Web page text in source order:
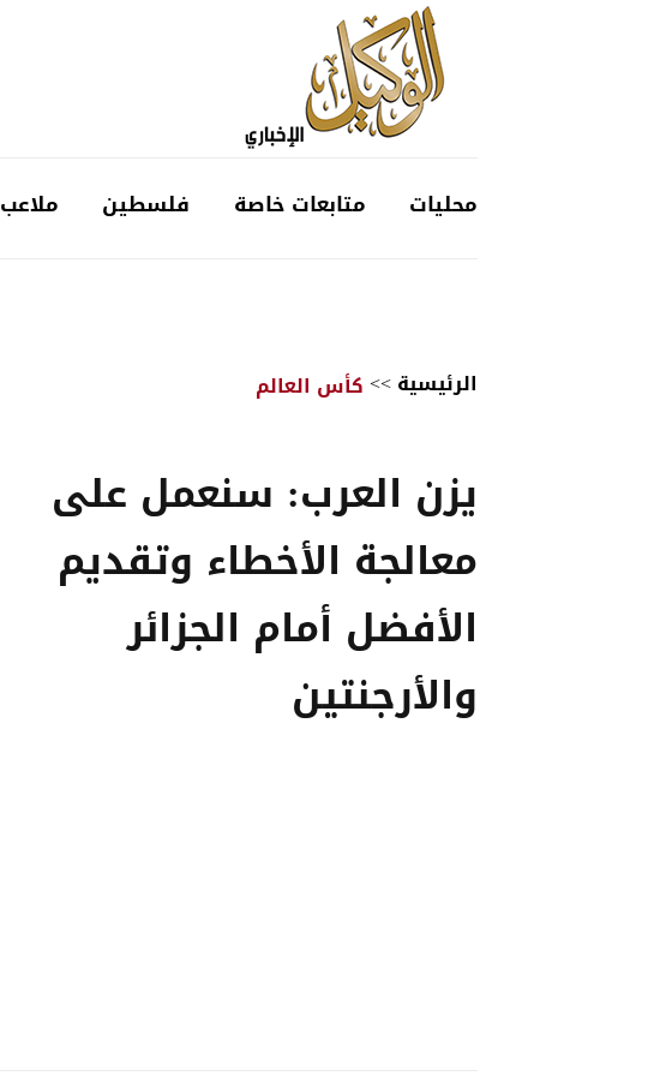
محليات متابعات خاصة فلسطين ملاعب
الرئيسية>>كأس العالم
يزن العرب: سنعمل على
معالجة الأخطاء وتقديم
الأفضل أمام الجزائر
والأرجنتين